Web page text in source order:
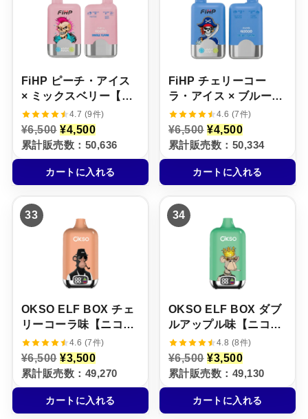
0
で
し
た
。
0
で
す
。
で
し
た
。
0
で
す
。
FiHP ピーチ・アイス
× ミックスベリー【ニ
コパフ】5%4.7 (9件)
¥6,500 元
の
価
格
は
¥
0
た
。
¥4,500現
在
の
価
格
は
5
0
。
累計販売数：50,636
カートに入れる
FiHP チェリーコー
ラ・アイス × ブルーラ
ズベリー・レモネード
【ニコパフ】5%
4.6 (7件)
¥6,500 元
の
価
格
は
¥
0
0
。
¥4,500現
在
の
価
格
は
5
。
累計販売数：50,334
カートに入れる
33
OKSO ELF BOX チェ
リーコーラ味【ニコパ
フ】5%
4.6 (7件)
¥6,500 元
の
価
格
は
¥
¥3,500現
在
の
価
格
は
累計販売数：49,270
カートに入れる
34
OKSO ELF BOX ダブ
ルアップル味【ニコパ
フ】5%
4.8 (8件)
¥6,500 元
の
価
格
は
¥
¥3,500現
在
の
価
格
は
累計販売数：49,130
カートに入れる